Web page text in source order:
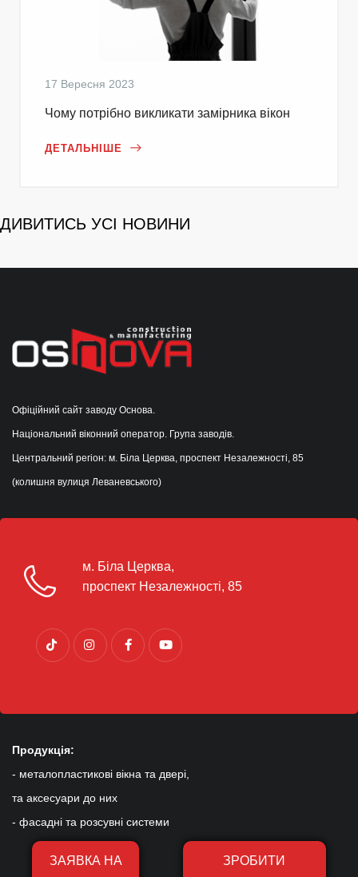
17 Вересня 2023
Чому потрібно викликати замірника вікон
ДЕТАЛЬНІШЕ
ДИВИТИСЬ УСІ НОВИНИ
Офіційний сайт заводу Основа.
Національний віконний оператор. Група заводів.
Центральний регіон: м. Біла Церква, проспект Незалежності, 85
(колишня вулиця Леваневського)
м. Біла Церква,
проспект Незалежності, 85
Продукція:
- металопластикові вікна та двері,
та аксесуари до них
- фасадні та розсувні системи
ЗАЯВКА НА ЗРОБИТИ